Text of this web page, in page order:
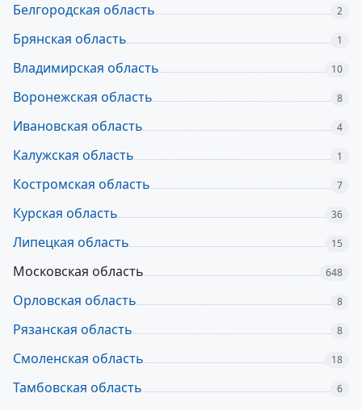
Белгородская область 2
Брянская область 1
Владимирская область 10
Воронежская область 8
Ивановская область 4
Калужская область 1
Костромская область 7
Курская область 36
Липецкая область 15
Московская область 648
Орловская область 8
Рязанская область 8
Смоленская область 18
Тамбовская область 6